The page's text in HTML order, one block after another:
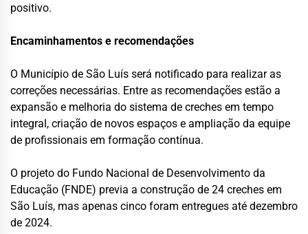
positivo.
Encaminhamentos e recomendações
O Município de São Luís será notificado para realizar as
correções necessárias. Entre as recomendações estão a
expansão e melhoria do sistema de creches em tempo
integral, criação de novos espaços e ampliação da equipe
de profissionais em formação contínua.
O projeto do Fundo Nacional de Desenvolvimento da
Educação (FNDE) previa a construção de 24 creches em
São Luís, mas apenas cinco foram entregues até dezembro
de 2024.